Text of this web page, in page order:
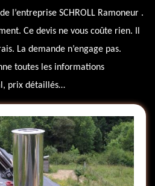
l’entreprise SCHROLL Ramoneur .
Ce devis ne vous coûte rien. Il
La demande n’engage pas.
toutes les informations
prix détaillés…